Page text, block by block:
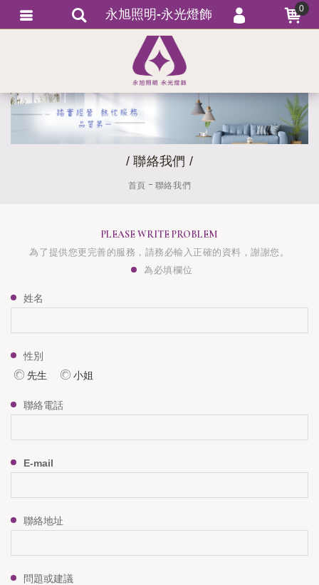
/ 聯絡我們 /
首頁 聯絡我們
PLEASE WRITE PROBLEM
為了提供您更完善的服務，請務必輸入正確的資料，謝謝您。
為必填欄位
姓名
性別
先生
小姐
聯絡電話
E-mail
聯絡地址
問題或建議
永旭照明-永光燈飾 0
會員登入
會員註冊
忘記密碼
訂單查詢
繁體中文